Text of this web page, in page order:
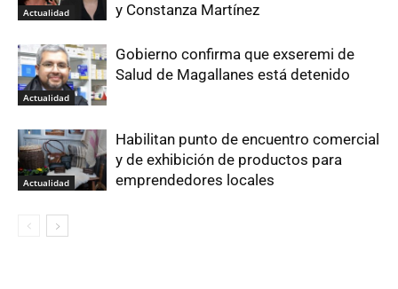
Actualidad
y Constanza Martínez
Actualidad
Gobierno confirma que exseremi de
Salud de Magallanes está detenido
Actualidad
Habilitan punto de encuentro comercial
y de exhibición de productos para
emprendedores locales